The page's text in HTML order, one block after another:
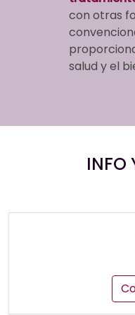
con otras
salud y el
INFO